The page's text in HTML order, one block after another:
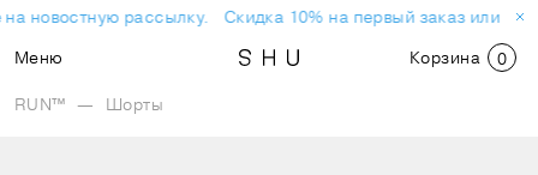
новостную рассылку.
Скидка 10% на первый заказ или
Меню
Корзина 0
RUN™ — Шорты